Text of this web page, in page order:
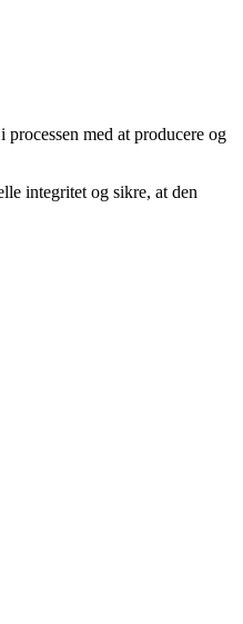
med at producere og
integritet og sikre, at den